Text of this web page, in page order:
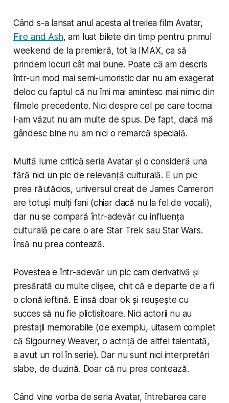
Când s-a lansat anul acesta al treilea film Avatar,
Fire and Ash, am luat bilete din timp pentru primul
weekend de la premieră, tot la IMAX, ca să
prindem locuri cât mai bune. Poate că am descris
într-un mod mai semi-umoristic dar nu am exagerat
deloc cu faptul că nu îmi mai amintesc mai nimic din
filmele precedente. Nici despre cel pe care tocmai
l-am văzut nu am multe de spus. De fapt, dacă mă
gândesc bine nu am nici o remarcă specială.
Multă lume critică seria Avatar și o consideră una
fără nici un pic de relevanță culturală. E un pic
prea răutăcios, universul creat de James Cameron
are totuși mulți fani (chiar dacă nu la fel de vocali),
dar nu se compară într-adevăr cu influența
culturală pe care o are Star Trek sau Star Wars.
Însă nu prea contează.
Povestea e într-adevăr un pic cam derivativă și
presărată cu multe clișee, chit că e departe de a fi
o clonă ieftină. E însă doar ok și reușește cu
succes să nu fie plictisitoare. Nici actorii nu au
prestații memorabile (de exemplu, uitasem complet
că Sigourney Weaver, o actriță de altfel talentată,
a avut un rol în serie). Dar nu sunt nici interpretări
slabe, de duzină. Doar că nu prea contează.
Când vine vorba de seria Avatar, întrebarea care